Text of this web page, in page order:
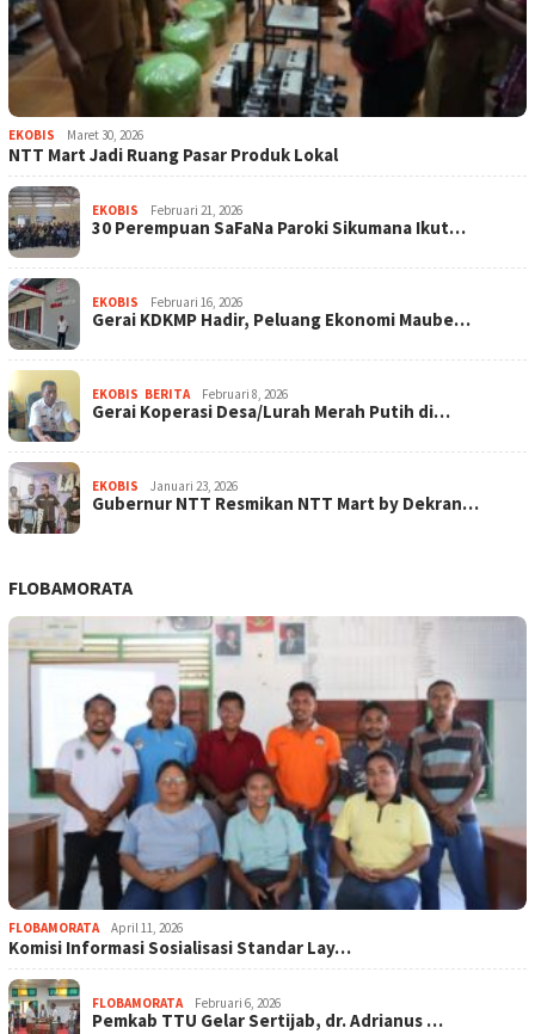
EKOBIS Maret 30, 2026
NTT Mart Jadi Ruang Pasar Produk Lokal
EKOBIS Februari 21, 2026
30 Perempuan SaFaNa Paroki Sikumana Ikut…
EKOBIS Februari 16, 2026
Gerai KDKMP Hadir, Peluang Ekonomi Maube…
EKOBIS BERITA Februari 8, 2026
Gerai Koperasi Desa/Lurah Merah Putih di…
EKOBIS Januari 23, 2026
Gubernur NTT Resmikan NTT Mart by Dekran…
FLOBAMORATA
FLOBAMORATA April 11, 2026
Komisi Informasi Sosialisasi Standar Lay…
FLOBAMORATA Februari 6, 2026
Pemkab TTU Gelar Sertijab, dr. Adrianus …